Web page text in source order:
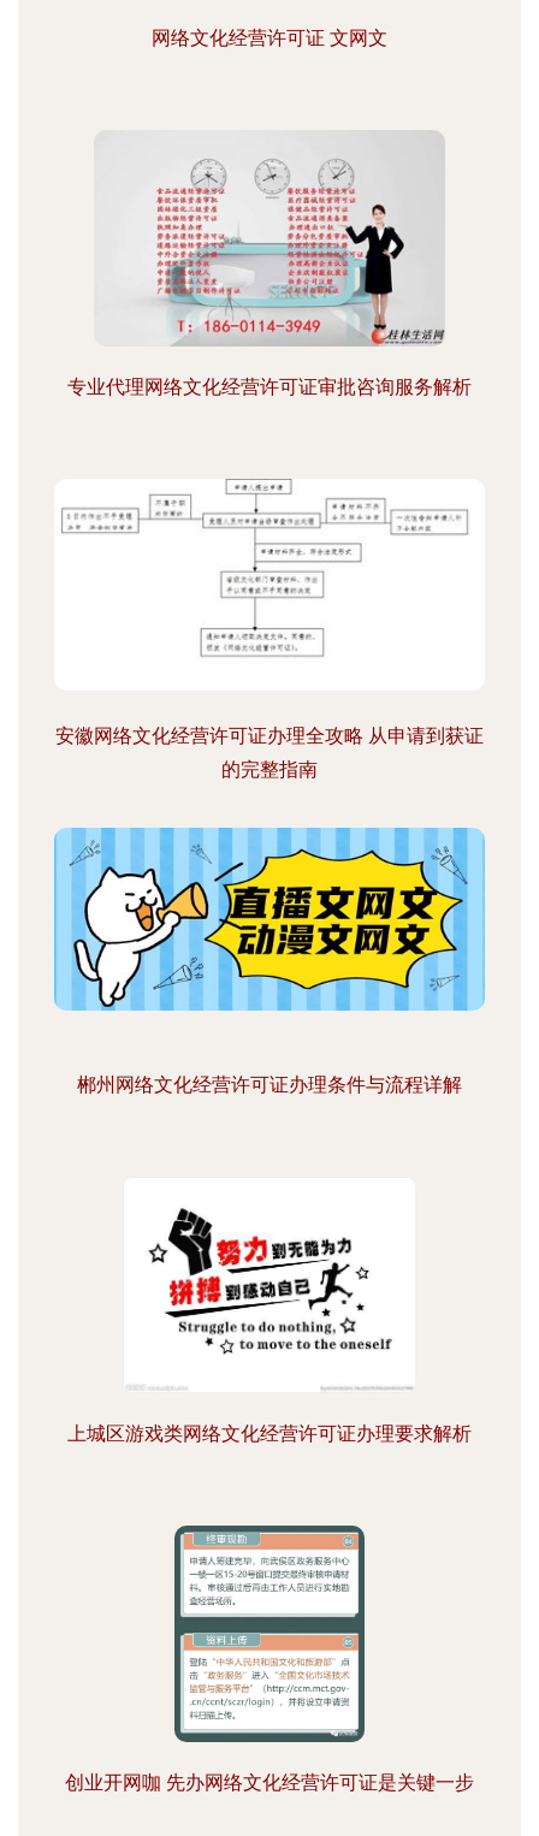
网络文化经营许可证 文网文
专业代理网络文化经营许可证审批咨询服务解析
安徽网络文化经营许可证办理全攻略 从申请到获证
的完整指南
郴州网络文化经营许可证办理条件与流程详解
上城区游戏类网络文化经营许可证办理要求解析
创业开网咖 先办网络文化经营许可证是关键一步